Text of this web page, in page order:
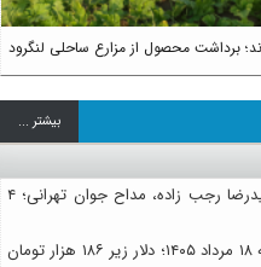
برداشت محصول از مزارع ساحلی لنگرود
بيشتر ...
جزئیات تازه از ربایش و قتل فجیع حمیدرضا رجب زاده، مداح جوان تهرانی؛ ۴
پیش‌بینی قیمت طلا، سکه و دلار یکشنبه ۱۸ مرداد ۱۴۰۵؛ دلار زیر ۱۸۶ هزار تومان